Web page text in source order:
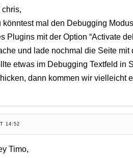
chris,
könntest mal den Debugging
Plugins mit der Option “Activate
und lade nochmal die Seite
etwas im Debugging Textfeld in
dann kommen wir vielleicht
14:52
Timo,